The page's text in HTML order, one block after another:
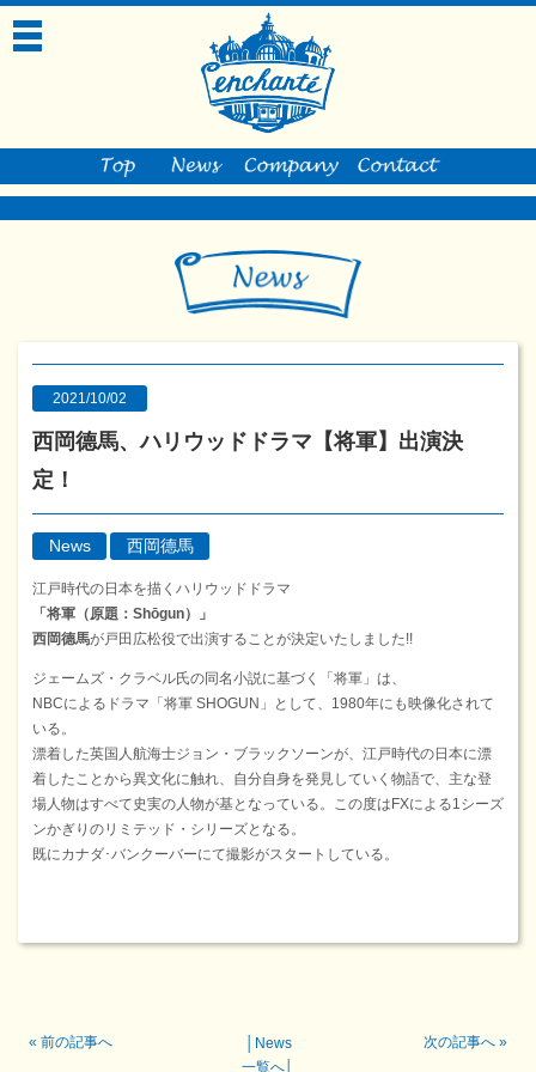
toggle
2021/10/02
西岡德馬、ハリウッドドラマ【将軍】出演決
定！
News 西岡德馬
江戸時代の日本を描くハリウッドドラマ
「将軍（原題：Shōgun）」
西岡德馬が戸田広松役で出演することが決定いたしました!!
ジェームズ・クラベル氏の同名小説に基づく「将軍」は、
NBCによるドラマ「将軍 SHOGUN」として、1980年にも映像化されて
いる。
漂着した英国人航海士ジョン・ブラックソーンが、江戸時代の日本に漂
着したことから異文化に触れ、自分自身を発見していく物語で、主な登
場人物はすべて史実の人物が基となっている。この度はFXによる1シーズ
ンかぎりのリミテッド・シリーズとなる。
既にカナダ･バンクーバーにて撮影がスタートしている。
« 前の記事へ
News
一覧へ
次の記事へ »